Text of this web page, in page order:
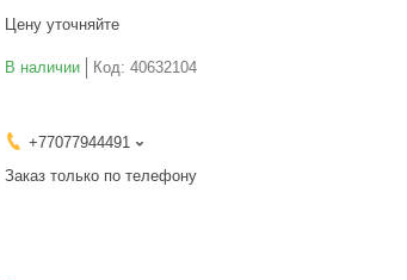
Цену уточняйте
В наличии Код: 40632104
+77077944491
Заказ только по телефону